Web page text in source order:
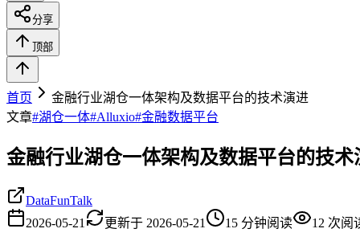
分享
顶部
首页
金融行业湖仓一体架构及数据平台的技术演进
文章#湖仓一体#Alluxio#金融数据平台
金融行业湖仓一体架构及数据平台的技术
DataFunTalk
2026-05-21
更新于 2026-05-21 15 分钟阅读 12 次阅